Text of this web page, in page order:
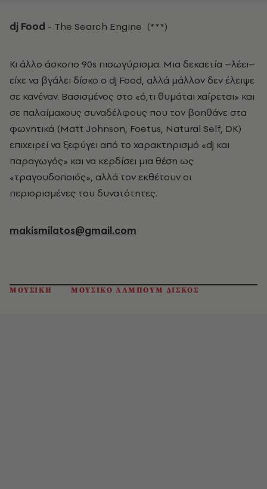
dj Food - The Search Engine (***)
Κι άλλο άσκοπο 90s πισωγύρισμα. Μια δεκαετία –λέει–
είχε να βγάλει δίσκο ο dj Food, αλλά μάλλον δεν έλειψε
σε κανέναν. Βασισμένος στο «ό,τι θυμάται χαίρεται» και
σε παλαίμαχους συναδέλφους που τον βοηθάνε στα
φωνητικά (Matt Johnson, Foetus, Natural Self, DK)
επιχειρεί να ξεφύγει από το χαρακτηρισμό «dj και
παραγωγός» και να κερδίσει μια θέση ως
«τραγουδοποιός», αλλά τον εκθέτουν οι
περιορισμένες του δυνατότητες.
makismilatos@gmail.com
ΜΟΥΣΙΚΗ ΜΟΥΣΙΚΟ ΑΛΜΠΟΥΜ ΔΙΣΚΟΣ